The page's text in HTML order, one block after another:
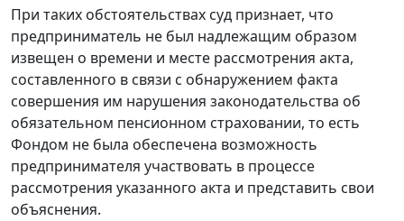
При таких обстоятельствах суд признает, что
предприниматель не был надлежащим образом
извещен о времени и месте рассмотрения акта,
составленного в связи с обнаружением факта
совершения им нарушения законодательства об
обязательном пенсионном страховании, то есть
Фондом не была обеспечена возможность
предпринимателя участвовать в процессе
рассмотрения указанного акта и представить свои
объяснения.